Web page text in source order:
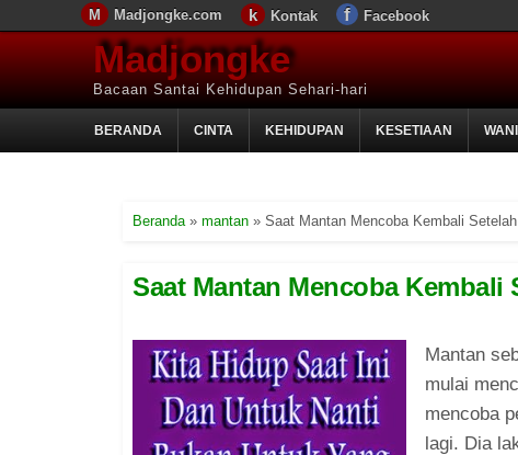
Madjongke.com Kontak Facebook
Madjongke
Bacaan Santai Kehidupan Sehari-hari
BERANDA CINTA KEHIDUPAN KESETIAAN
Beranda» mantan » Saat Mantan Mencoba Kembali
Saat Mantan Mencoba
Mantan
mulai
mencoba
lagi. Dia